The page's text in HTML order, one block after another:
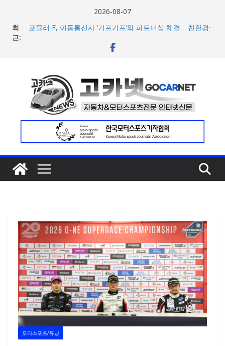
2026-08-07
최
근:
공개… 일본서 28일 계약 개시
현대차, 8세대 완전변경 ‘디 올 뉴 아반떼’ 주요 사양 및 가격
공개… 본격 계약 개시
아우디, 405일 만에 완성한 초고성능 슈퍼카 ‘누볼라리’ 제
작 비하인드 영상 공개
모터스포츠/튜닝